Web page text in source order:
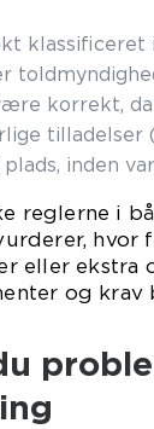
klassificeret
korrekt,
tilladelser
inden
reglerne i
eller ekstra
og